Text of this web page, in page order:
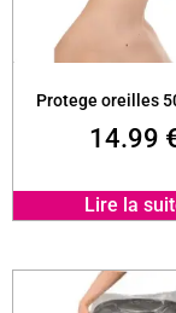
Protege oreilles
14.99
Lire la